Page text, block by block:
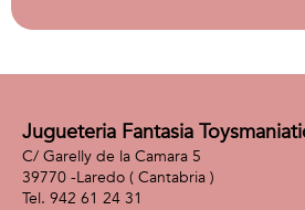
Jugueteria Fantasia
C/ Garelly de la Camara 5
39770 -Laredo ( Cantabria )
942 61 24 31